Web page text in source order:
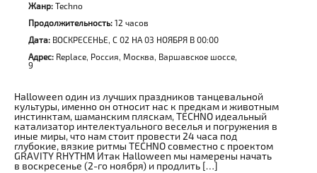
Жанр: Techno
Продолжительность: 12 часов
Дата: ВОСКРЕСЕНЬЕ, C 02 НА 03 НОЯБРЯ В 00:00
Адрес: Replace, Россия, Москва, Варшавское шоссе,
9
Halloween один из лучших праздников танцевальной
культуры, именно он относит нас к предкам и животным
инстинктам, шаманским пляскам, TECHNO идеальный
катализатор интелектуального веселья и погружения в
иные миры, что нам стоит провести 24 часа под
глубокие, вязкие ритмы TECHNO совместно с проектом
GRAVITY RHYTHM Итак Halloween мы намерены начать
в воскресенье (2-го ноября) и продлить […]